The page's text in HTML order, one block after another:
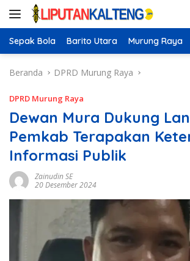
Langsung
Sepak Bola Barito Utara Murung Raya
Beranda DPRD Murung Raya
DPRD Murung Raya
Dewan Mura Dukung
Pemkab Terapakan
Informasi Publik
Zainudin SE
20 Desember 2024